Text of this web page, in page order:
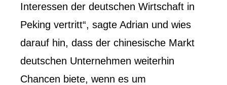
Interessen der deutschen Wirtschaft in
Peking vertritt“, sagte Adrian und wies
darauf hin, dass der chinesische Markt
deutschen Unternehmen weiterhin
Chancen biete, wenn es um